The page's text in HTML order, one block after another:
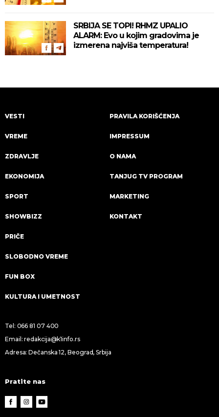
SRBIJA SE TOPI! RHMZ UPALIO
ALARM: Evo u kojim gradovima je
izmerena najviša temperatura!
VESTI
VREME
ZDRAVLJE
EKONOMIJA
SPORT
SHOWBIZZ
PRIČE
SLOBODNO VREME
FUN BOX
KULTURA I UMETNOST
PRAVILA KORIŠĆENJA
IMPRESSUM
O NAMA
TANJUG TV PROGRAM
MARKETING
KONTAKT
Tel: 066 81 07 400
Email:redakcija@k1info.rs
Adresa: Dečanska 12, Beograd, Srbija
Pratite nas